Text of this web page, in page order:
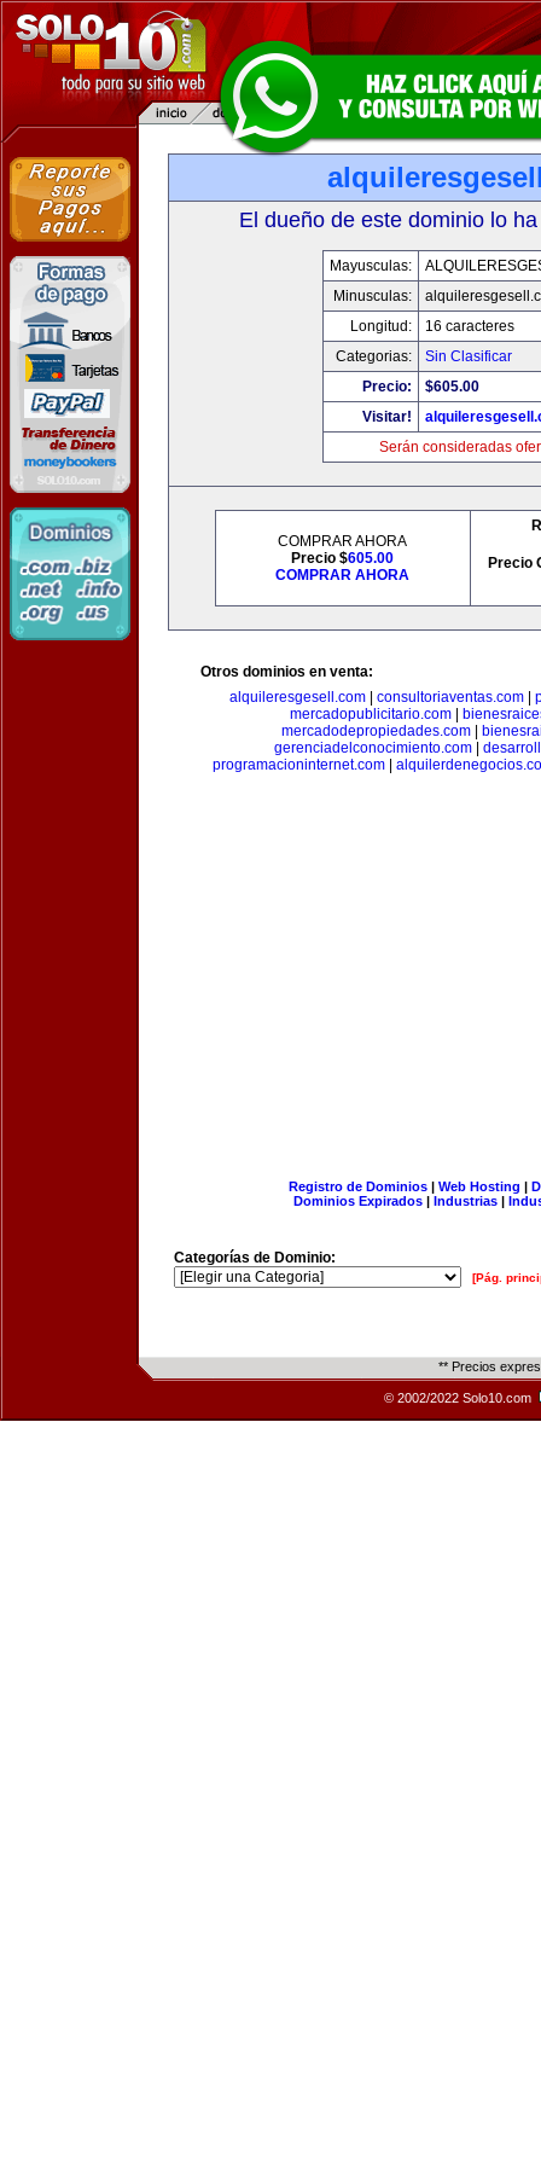
El dueño de este dominio lo
Mayusculas:
Minusculas:
Longitud:
16 caracteres
Categorias:
Sin Clasificar
Precio:
$605.00
Visitar!
Serán consideradas
COMPRAR AHORA
Precio $605.00
COMPRAR AHORA
Precio
Otros dominios en venta:
alquileresgesell.com
consultoriaventas.com
mercadopublicitario.com|
mercadodepropiedades.com
gerenciadelconocimiento.com|
programacioninternet.com|
Registro de Dominios| Web Hosting |
Dominios Expirados | Industrias |
Categorías de Dominio:
[Pág.
** Precios
© 2002/2022 Solo10.com